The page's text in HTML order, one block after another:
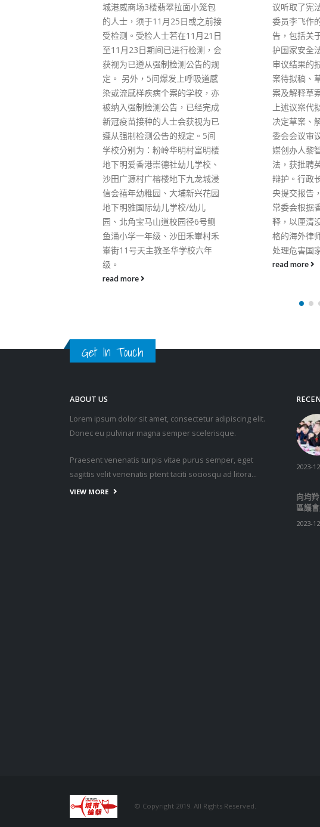
士，须于11月25日或之前接
测。受检人士若在11月21日
月23日期间已进行检测，会
为已遵从强制检测公告的规
流感样疾病个案的学校，亦
入强制检测公告，已经完成
疫苗接种的人士会获视为已
分别为：粉岭华明村富明楼
明爱香港崇德社幼儿学校、
广源村广榕楼地下九龙城浸
禧年幼稚园、大埔新兴花园
小学一年级、沙田禾輋村禾
议听取了宪法和法律委员会主任
委员李飞作的多项立法草案的报
告，包括关于香港特别行政区维
护国家安全法释法案文建议稿、
审议结果的报告，审议了相关议
案待拟稿、草案修改稿、决定草
案及解释草案等。会议决定，将
上述议案代拟稿、草案修改稿、
决定草案、解释草案等，提交常
委会会议审议。 乱港黑手、壹传
媒创办人黎智英涉违香港国安
法，获批聘英国御用大律师来港
辩护。行政长官李家超早前向中
央提交报告，建议提请全国人大
常委会根据香港国安法作出解
释，以厘清没有本地全面执业资
格的海外律师或大律师可否参与
处理危害国家安全犯罪案件。
Get In Touch
ABOUT US
Lorem ipsum dolor sit amet, consectetur adipiscing elit.
Donec eu pulvinar magna semper scelerisque.
Praesent venenatis turpis vitae purus semper, eget
sagittis velit venenatis ptent taciti sociosqu ad litora…
VIEW MORE
2023-
向均
區議
2023-
© Copyright 2019. All Rights Reserved.